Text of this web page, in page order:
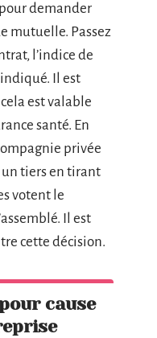
demander
mutuelle. Passez
l’indice de
Il est
est valable
santé. En
privée
tiers en tirant
votent le
Il est
cette décision.
cause